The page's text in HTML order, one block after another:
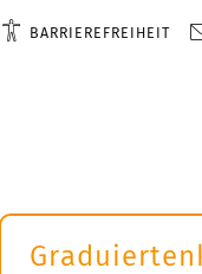
BARRIEREFREIHEIT